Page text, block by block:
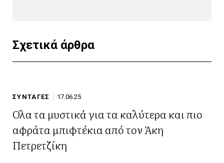
Σχετικά άρθρα
ΣΥΝΤΑΓΕΣ 17.06.25
Όλα τα μυστικά για τα καλύτερα και πιο
αφράτα μπιφτέκια από τον Άκη
Πετρετζίκη